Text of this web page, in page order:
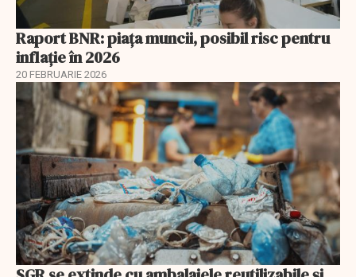
Raport BNR: piața muncii, posibil risc pentru
inflație în 2026
20 FEBRUARIE 2026